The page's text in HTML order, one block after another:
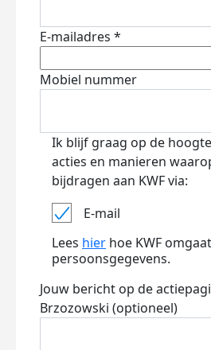
E-mailadres *
Mobiel nummer
Ik blijf graag op de
acties en manieren
bijdragen aan KWF via:
E-mail
Lees hier hoe KWF
persoonsgegevens.
Jouw bericht op de
Brzozowski (optioneel)